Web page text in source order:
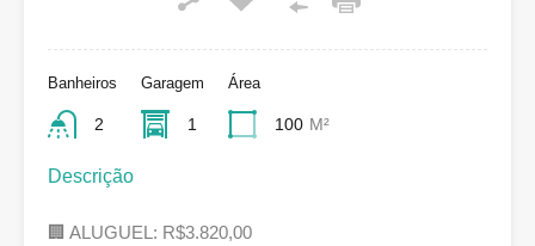
Banheiros
2
Garagem
1
Área
100 M²
Descrição
🏢 ALUGUEL: R$3.820,00